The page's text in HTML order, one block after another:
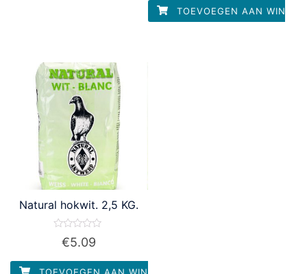
TOEVOEGEN AAN
Natural hokwit. 2,5 KG.
Waardering
5
€5.09